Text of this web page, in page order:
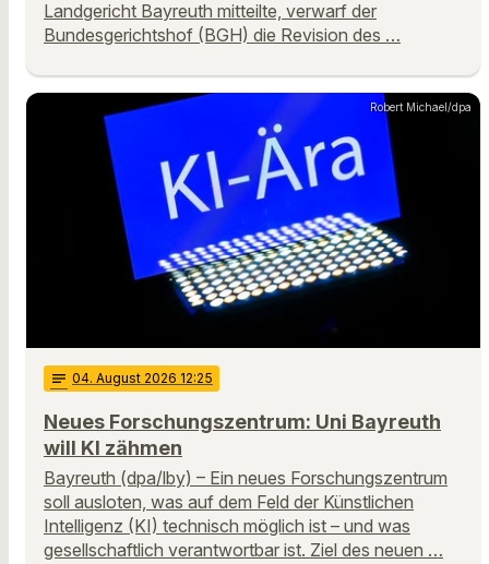
Landgericht Bayreuth mitteilte, verwarf der
Bundesgerichtshof (BGH) die Revision des …
Robert Michael/dpa
notes 04. August 2026 12:25
Neues Forschungszentrum: Uni Bayreuth
will KI zähmen
Bayreuth (dpa/lby) – Ein neues Forschungszentrum
soll ausloten, was auf dem Feld der Künstlichen
Intelligenz (KI) technisch möglich ist – und was
gesellschaftlich verantwortbar ist. Ziel des neuen …